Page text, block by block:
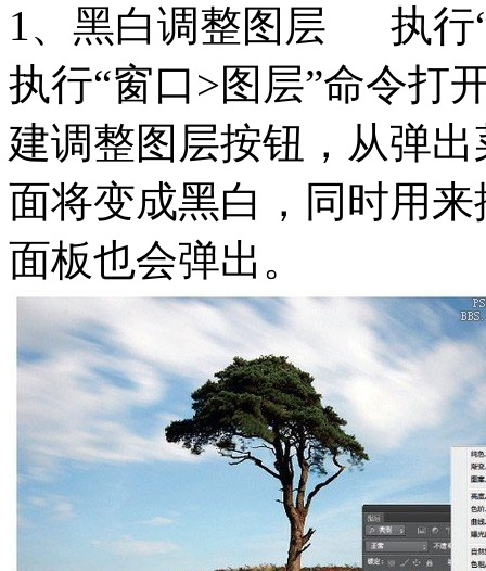
1、黑白调整图层 执行
执行“窗口>图层”命令打
建调整图层按钮，从弹
面将变成黑白，同时用
面板也会弹出。